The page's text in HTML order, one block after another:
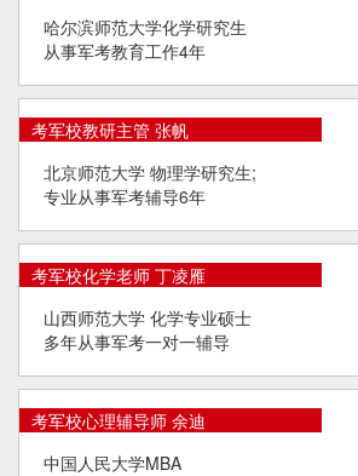
哈尔滨师范大学化学研究生
从事军考教育工作4年
考军校教研主管 张帆
北京师范大学 物理学研究生;
专业从事军考辅导6年
考军校化学老师 丁凌雁
山西师范大学 化学专业硕士
多年从事军考一对一辅导
考军校心理辅导师 余迪
中国人民大学MBA